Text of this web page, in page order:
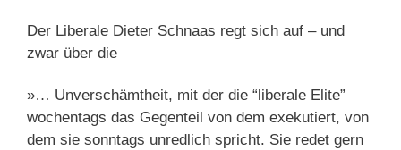
Der Liberale Dieter Schnaas regt sich auf – und
zwar über die
»… Unverschämtheit, mit der die “liberale Elite”
wochentags das Gegenteil von dem exekutiert, von
dem sie sonntags unredlich spricht. Sie redet gern